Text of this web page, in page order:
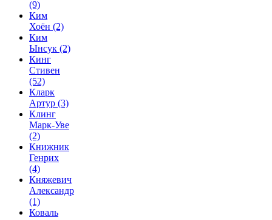
(9)
Ким
Хоён (2)
Ким
Ынсук (2)
Кинг
Стивен
(52)
Кларк
Артур (3)
Клинг
Марк-Уве
(2)
Книжник
Генрих
(4)
Княжевич
Александр
(1)
Коваль